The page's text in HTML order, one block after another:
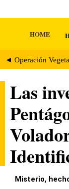
HOME
◄ Operación
Las
Misterio,